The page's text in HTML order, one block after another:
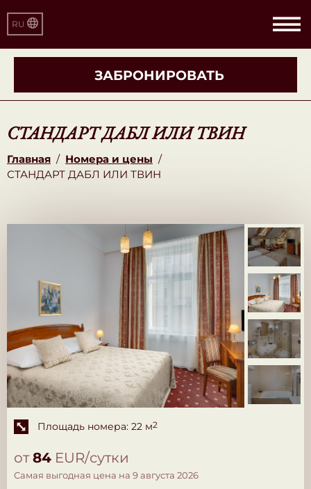
ЗАБРОНИРОВАТЬ
RU
СТАНДАРТ ДАБЛ ИЛИ ТВИН
Главная / Номера и цены /
СТАНДАРТ ДАБЛ ИЛИ ТВИН
Площадь номера: 22 м2
от84 EUR/сутки
Самая выгодная цена на 9 августа 2026